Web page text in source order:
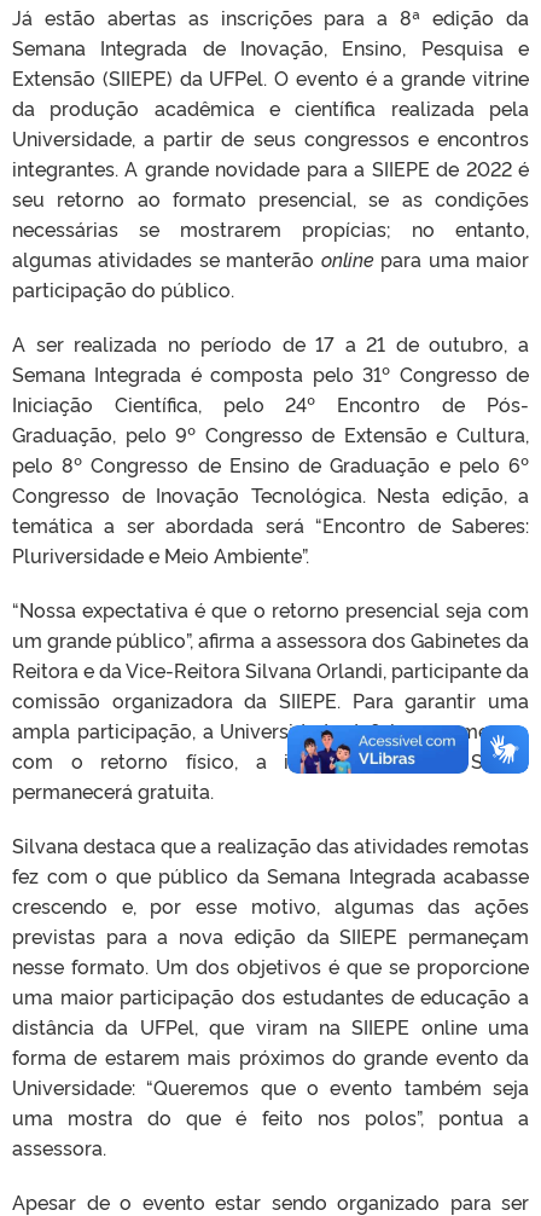
Já estão abertas as inscrições para a 8ª edição da
Semana Integrada de Inovação, Ensino, Pesquisa e
Extensão (SIIEPE) da UFPel. O evento é a grande vitrine
da produção acadêmica e científica realizada pela
Universidade, a partir de seus congressos e encontros
integrantes. A grande novidade para a SIIEPE de 2022 é
seu retorno ao formato presencial, se as condições
necessárias se mostrarem propícias; no entanto,
algumas atividades se manterão onlinepara uma maior
participação do público.
A ser realizada no período de 17 a 21 de outubro, a
Semana Integrada é composta pelo 31º Congresso de
Iniciação Científica, pelo 24º Encontro de Pós-
Graduação, pelo 9º Congresso de Extensão e Cultura,
pelo 8º Congresso de Ensino de Graduação e pelo 6º
Congresso de Inovação Tecnológica. Nesta edição, a
temática a ser abordada será “Encontro de Saberes:
Pluriversidade e Meio Ambiente”.
“Nossa expectativa é que o retorno presencial seja com
um grande público”, afirma a assessora dos Gabinetes da
Reitora e da Vice-Reitora Silvana Orlandi, participante da
comissão organizadora da SIIEPE. Para garantir uma
ampla participação, a Universidade definiu que, mesmo
com o retorno físico, a inscrição para a SIIEPE
permanecerá gratuita.
Silvana destaca que a realização das atividades remotas
fez com o que público da Semana Integrada acabasse
crescendo e, por esse motivo, algumas das ações
previstas para a nova edição da SIIEPE permaneçam
nesse formato. Um dos objetivos é que se proporcione
uma maior participação dos estudantes de educação a
distância da UFPel, que viram na SIIEPE online uma
forma de estarem mais próximos do grande evento da
Universidade: “Queremos que o evento também seja
uma mostra do que é feito nos polos”, pontua a
assessora.
Apesar de o evento estar sendo organizado para ser